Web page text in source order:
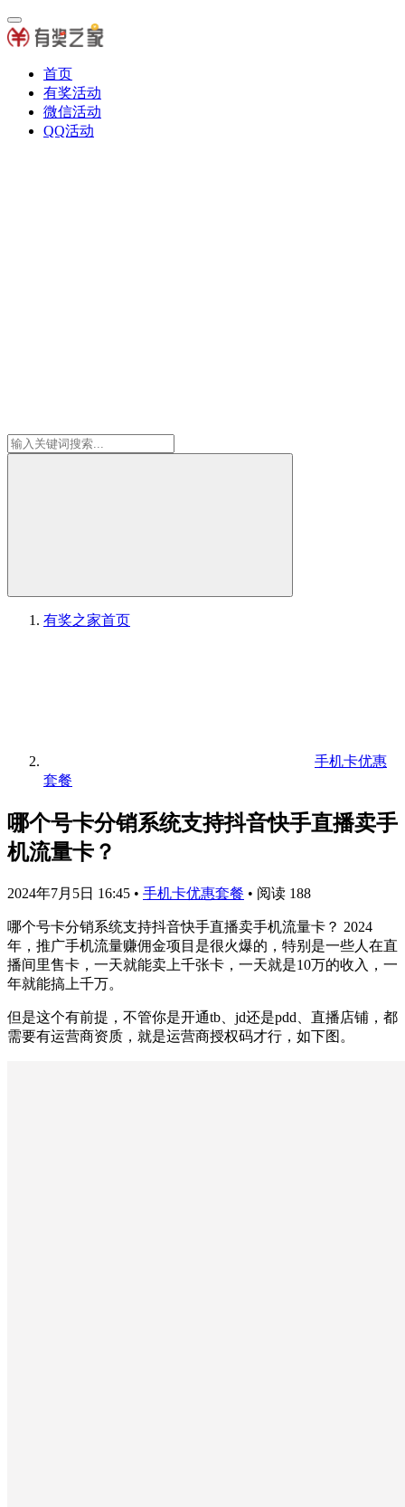
首页
有奖活动
微信活动
QQ活动
有奖之家首页
手机卡优惠
套餐
哪个号卡分销系统支持抖音快手直播卖手
机流量卡？
2024年7月5日 16:45 • 手机卡优惠套餐 • 阅读 188
哪个号卡分销系统支持抖音快手直播卖手机流量卡？ 2024
年，推广手机流量赚佣金项目是很火爆的，特别是一些人在直
播间里售卡，一天就能卖上千张卡，一天就是10万的收入，一
年就能搞上千万。
但是这个有前提，不管你是开通tb、jd还是pdd、直播店铺，都
需要有运营商资质，就是运营商授权码才行，如下图。